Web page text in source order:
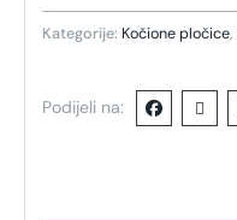
Kategorije: Kočione pločice,
Podijeli na: